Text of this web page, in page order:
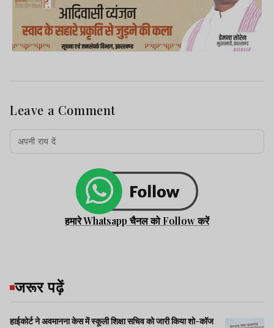
Leave a Comment
हमारे Whatsapp चैनल को Follow करें
जरूर पढ़ें
हाईकोर्ट ने अवमानना केस में स्कूली शिक्षा सचिव को जारी किया शो-कॉज